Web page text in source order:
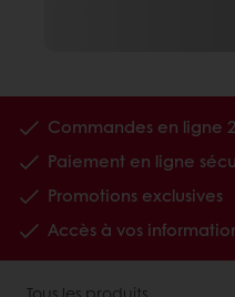
Commandes en ligne
Paiement en ligne
Promotions exclusives
Accès à vos
Tous les produits